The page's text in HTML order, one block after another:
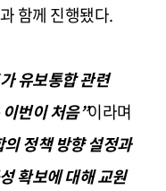
과 함께 진행됐다.
유보통합 관련
번이 처음”이라며
정책 방향 설정과
확보에 대해 교원